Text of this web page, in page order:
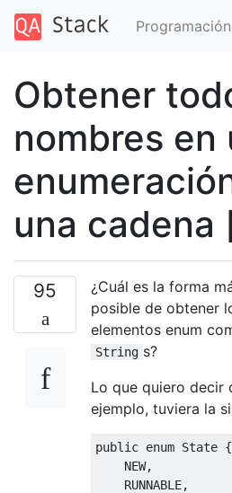
Programación
Obtener
nombres en
una cadena
95
¿Cuál es la forma
posible de obtener
elementos enum
String s?
Lo que quiero decir
ejemplo, tuviera la
public enum State {
    NEW
,
    RUNNABLE
,